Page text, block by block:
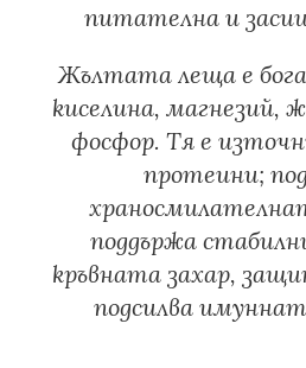
питателна и
Жълтата леща е
киселина, магнезий,
фосфор. Тя е
протеини;
поддържа
кръвната захар,
подсилва